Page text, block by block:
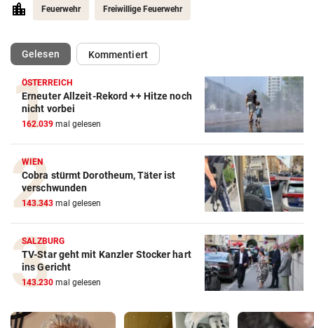
Feuerwehr Freiwillige Feuerwehr
Gelesen(ausgewählt)Kommentiert
ÖSTERREICH
Erneuter Allzeit-Rekord ++ Hitze noch
nicht vorbei
162.039 mal gelesen
WIEN
Cobra stürmt Dorotheum, Täter ist
verschwunden
143.343 mal gelesen
SALZBURG
TV-Star geht mit Kanzler Stocker hart
ins Gericht
143.230 mal gelesen